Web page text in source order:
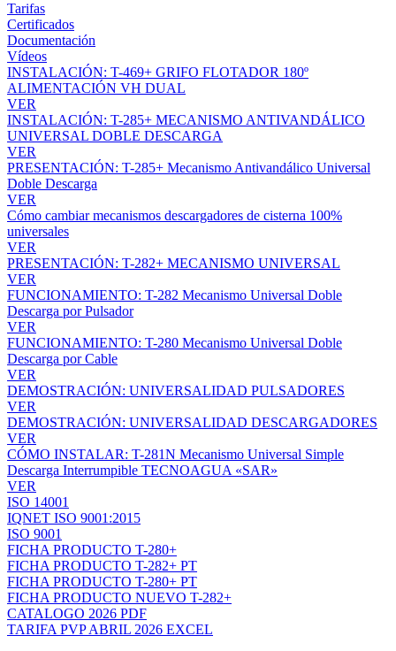
Tarifas
Certificados
Documentación
Vídeos
INSTALACIÓN: T-469+ GRIFO FLOTADOR 180º
ALIMENTACIÓN VH DUAL
VER
INSTALACIÓN: T-285+ MECANISMO ANTIVANDÁLICO
UNIVERSAL DOBLE DESCARGA
VER
PRESENTACIÓN: T-285+ Mecanismo Antivandálico Universal
Doble Descarga
VER
Cómo cambiar mecanismos descargadores de cisterna 100%
universales
VER
PRESENTACIÓN: T-282+ MECANISMO UNIVERSAL
VER
FUNCIONAMIENTO: T-282 Mecanismo Universal Doble
Descarga por Pulsador
VER
FUNCIONAMIENTO: T-280 Mecanismo Universal Doble
Descarga por Cable
VER
DEMOSTRACIÓN: UNIVERSALIDAD PULSADORES
VER
DEMOSTRACIÓN: UNIVERSALIDAD DESCARGADORES
VER
CÓMO INSTALAR: T-281N Mecanismo Universal Simple
Descarga Interrumpible TECNOAGUA «SAR»
VER
ISO 14001
IQNET ISO 9001:2015
ISO 9001
FICHA PRODUCTO T-280+
FICHA PRODUCTO T-282+ PT
FICHA PRODUCTO T-280+ PT
FICHA PRODUCTO NUEVO T-282+
CATALOGO 2026 PDF
TARIFA PVP ABRIL 2026 EXCEL